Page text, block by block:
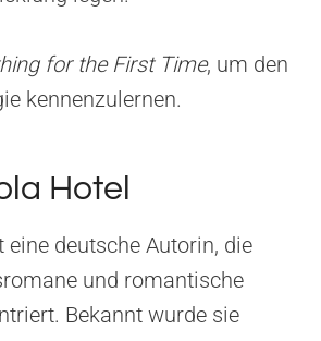
for the First Time, um den
kennenzulernen.
Hotel
deutsche Autorin, die
und romantische
Bekannt wurde sie